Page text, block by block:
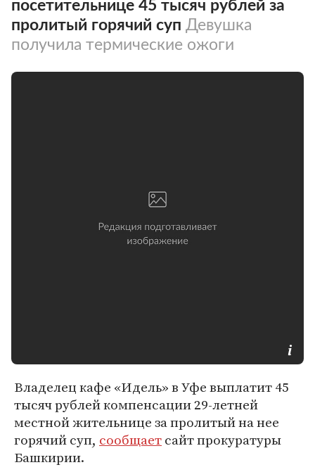
посетительнице 45 тысяч рублей за
пролитый горячий суп Девушка
получила термические ожоги
Владелец кафе «Идель» в Уфе выплатит 45
тысяч рублей компенсации 29-летней
местной жительнице за пролитый на нее
горячий суп, сообщаетсайт прокуратуры
Башкирии.